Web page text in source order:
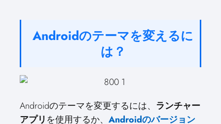
Androidのテーマを変えるに
は？
Androidのテーマを変更するには、 ランチャー
アプリ を使用するか、 Androidのバージョン